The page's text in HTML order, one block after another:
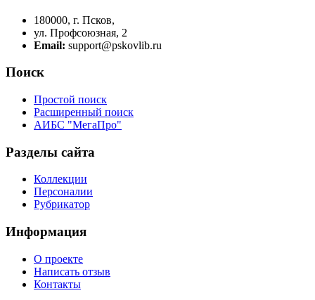
180000, г. Псков,
ул. Профсоюзная, 2
Email: support@pskovlib.ru
Поиск
Простой поиск
Расширенный поиск
АИБС "МегаПро"
Разделы сайта
Коллекции
Персоналии
Рубрикатор
Информация
О проекте
Написать отзыв
Контакты